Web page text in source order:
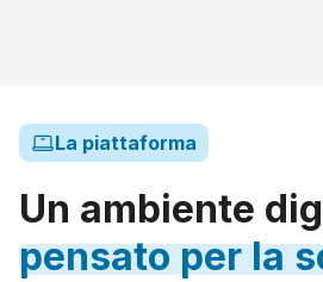
La piattaforma
Un ambiente
pensato per la